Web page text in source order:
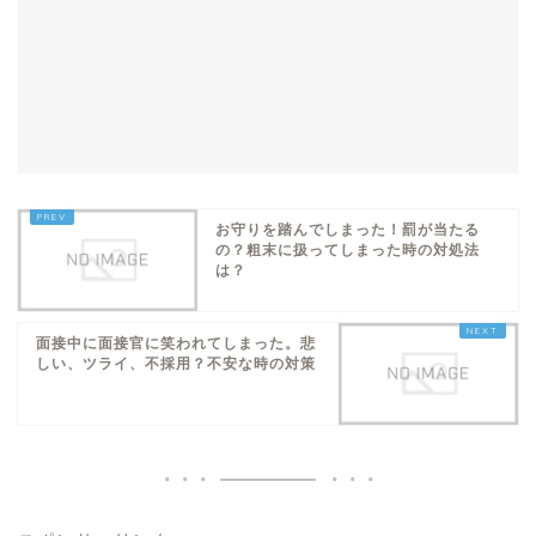
お守りを踏んでしまった！罰が当たる
の？粗末に扱ってしまった時の対処法
は？
面接中に面接官に笑われてしまった。悲
しい、ツライ、不採用？不安な時の対策